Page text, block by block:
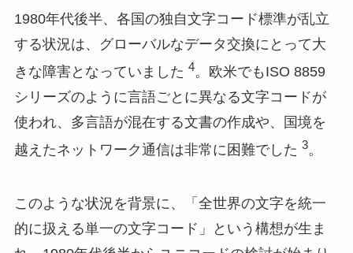
1980年代後半、各国の独自文字コード標準が乱立
する状況は、グローバルなデータ交換にとって大
きな障害となっていました 4。欧米でもISO 8859
シリーズのように言語ごとに異なる文字コードが
使われ、多言語が混在する文書の作成や、国境を
越えたネットワーク通信は非常に困難でした 3。
このような状況を背景に、「全世界の文字を統一
的に扱える単一の文字コード」という構想が生ま